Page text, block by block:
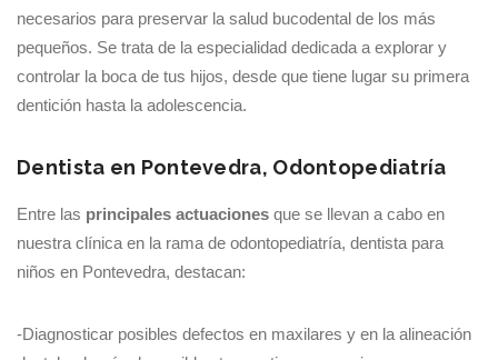
necesarios para preservar la salud bucodental de los más
pequeños. Se trata de la especialidad dedicada a explorar y
controlar la boca de tus hijos, desde que tiene lugar su primera
dentición hasta la adolescencia.
Dentista en Pontevedra, Odontopediatría
Entre las principales actuaciones que se llevan a cabo en
nuestra clínica en la rama de odontopediatría, dentista para
niños en Pontevedra, destacan:
-Diagnosticar posibles defectos en maxilares y en la alineación